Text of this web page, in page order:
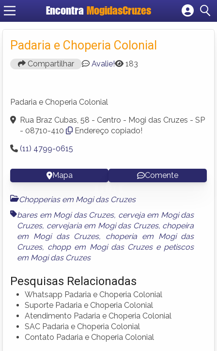
Encontra MogidasCruzes
Cadastrar empresa
Criar conta
Padaria e Choperia Colonial
Compartilhar Avalie! 183
Padaria e Choperia Colonial
Rua Braz Cubas, 58 - Centro - Mogi das Cruzes - SP
- 08710-410
Endereço copiado!
(11) 4799-0615
Mapa Comente
Chopperias em Mogi das Cruzes
bares em Mogi das Cruzes, cerveja em Mogi das
Cruzes, cervejaria em Mogi das Cruzes, chopeira
em Mogi das Cruzes, choperia em Mogi das
Cruzes, chopp em Mogi das Cruzese petiscos
em Mogi das Cruzes
Pesquisas Relacionadas
Whatsapp Padaria e Choperia Colonial
Suporte Padaria e Choperia Colonial
Atendimento Padaria e Choperia Colonial
SAC Padaria e Choperia Colonial
Contato Padaria e Choperia Colonial